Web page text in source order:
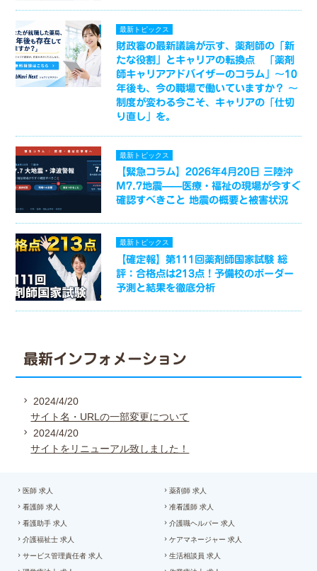
最新トピックス
財政審の最新議論が示す、薬剤師の「新
たな役割」とキャリアの転換点 「薬剤
師キャリアアドバイザーのコラム」～10
年後も、今の職場で働いていますか？ ～
制度が変わる今こそ、キャリアの「仕切
り直し」を。
最新トピックス
【緊急コラム】2026年4月20日 三陸沖
M7.7地震——医療・福祉の現場が今すぐ
確認すべきこと 地震の概要と被害状況
最新トピックス
【確定報】第111回薬剤師国家試験 総
評：合格点は213点！予備校のボーダー
予測と結果を徹底分析
最新インフォメーション
2024/4/20
サイト名・URLの一部変更について
2024/4/20
サイトをリニューアル致しました！
医師 求人 薬剤師 求人
看護師 求人 准看護師 求人
看護助手 求人 介護職ヘルパー 求人
介護福祉士 求人 ケアマネージャー 求人
サービス管理責任者 求人 生活相談員 求人